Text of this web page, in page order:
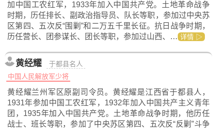
加中国工农红军，1933年加入中国共产党。土地革命战争
时期，历任排长、副政治指导员、队长等职，参加过中央苏
区第四、五次反“围剿”和二万五千里长征。抗日战争时期，
历任营长、团参谋长、团长等职，参加过山西、… 详情 ▷
黄经耀
于都县名人
中国人民解放军少将
黄经耀兰州军区原副司令员。黄经耀是江西省于都县人，
1931年参加中国工农红军，1932年加入中国共产主义青年
团，1935年加入中国共产党。土地革命战争时期，他历任
战士、班长等职，参加了中央苏区第四、五次反“反剿”斗争